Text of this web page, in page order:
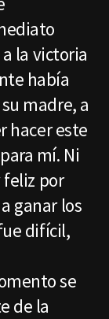
la victoria
había
madre, a
hacer este
mí. Ni
feliz por
ganar los
difícil,
se
de la